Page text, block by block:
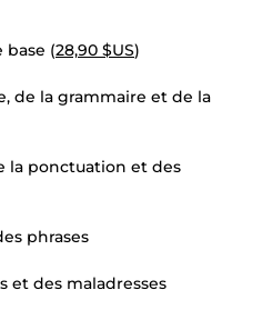
(28,90 $US)
de la grammaire et de la
la ponctuation et des
phrases
et des maladresses